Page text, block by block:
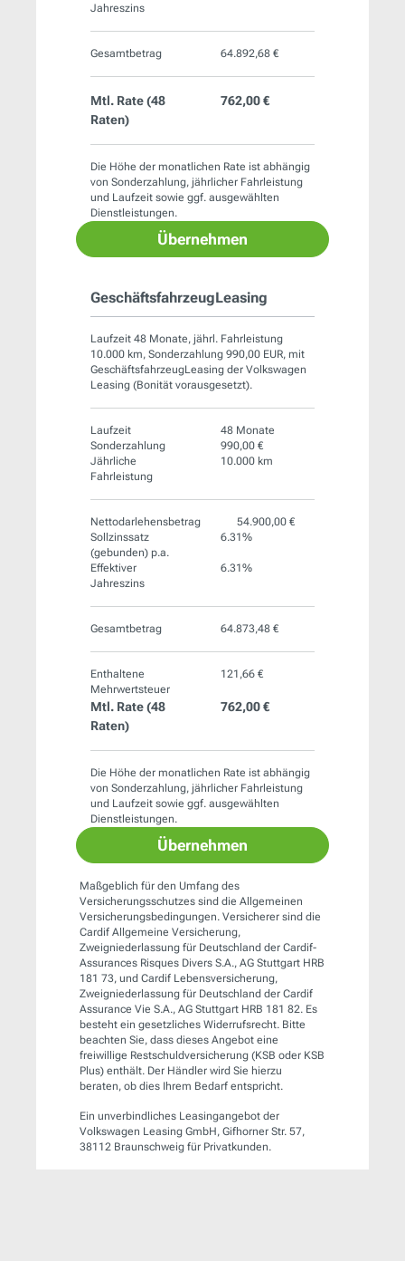
Jahreszins
Gesamtbetrag 64.892,68 €
Mtl. Rate (48
Raten)
762,00 €
Die Höhe der monatlichen Rate ist abhängig
von Sonderzahlung, jährlicher Fahrleistung
und Laufzeit sowie ggf. ausgewählten
Dienstleistungen.
Übernehmen
GeschäftsfahrzeugLeasing
Laufzeit 48 Monate, jährl. Fahrleistung
10.000 km, Sonderzahlung 990,00 EUR, mit
GeschäftsfahrzeugLeasing der Volkswagen
Leasing (Bonität vorausgesetzt).
Laufzeit
48 Monate
Sonderzahlung
990,00 €
Jährliche
Fahrleistung
10.000 km
Nettodarlehensbetrag
54.900,00 €
Sollzinssatz
(gebunden) p.a.
6.31%
Effektiver
Jahreszins
6.31%
Gesamtbetrag 64.873,48 €
Enthaltene
Mehrwertsteuer
121,66 €
Mtl. Rate (48
Raten)
762,00 €
Die Höhe der monatlichen Rate ist abhängig
von Sonderzahlung, jährlicher Fahrleistung
und Laufzeit sowie ggf. ausgewählten
Dienstleistungen.
Übernehmen
Maßgeblich für den Umfang des
Versicherungsschutzes sind die Allgemeinen
Versicherungsbedingungen. Versicherer sind die
Cardif Allgemeine Versicherung,
Zweigniederlassung für Deutschland der Cardif-
Assurances Risques Divers S.A., AG Stuttgart HRB
181 73, und Cardif Lebensversicherung,
Zweigniederlassung für Deutschland der Cardif
Assurance Vie S.A., AG Stuttgart HRB 181 82. Es
besteht ein gesetzliches Widerrufsrecht. Bitte
beachten Sie, dass dieses Angebot eine
freiwillige Restschuldversicherung (KSB oder KSB
Plus) enthält. Der Händler wird Sie hierzu
beraten, ob dies Ihrem Bedarf entspricht.
Ein unverbindliches Leasingangebot der
Volkswagen Leasing GmbH, Gifhorner Str. 57,
38112 Braunschweig für Privatkunden.